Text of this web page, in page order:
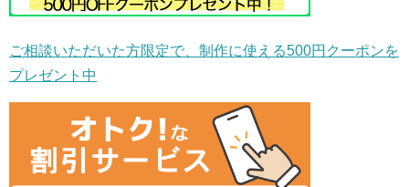
ご相談いただいた方限定で、制作に使える500円クーポンを
プレゼント中